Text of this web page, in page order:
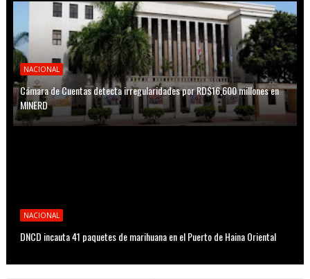
NACIONAL
Cámara de Cuentas detecta irregularidades por RD$16,600 millones en
MINERD
NACIONAL
DNCD incauta 41 paquetes de marihuana en el Puerto de Haina Oriental